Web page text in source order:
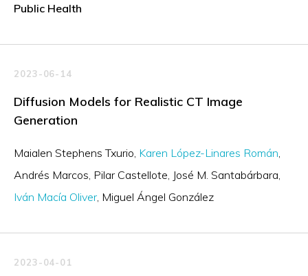
Public Health
2023-06-14
Diffusion Models for Realistic CT Image
Generation
Maialen Stephens Txurio Karen López-Linares Román
Andrés Marcos Pilar Castellote José M. Santabárbara
Iván Macía Oliver Miguel Ángel González
2023-04-01